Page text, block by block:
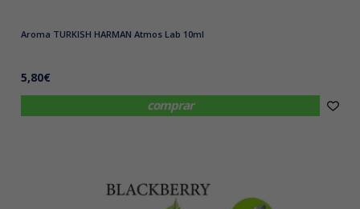
comprar
Aroma TURKISH HARMAN Atmos Lab 10ml
5,80€